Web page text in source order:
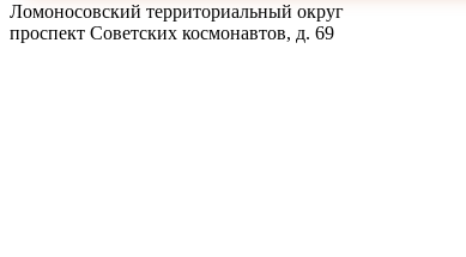
Ломоносовский территориальный округ
проспект Советских космонавтов, д. 69